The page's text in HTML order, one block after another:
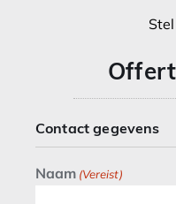
Contact gegevens
Naam (Vereist)